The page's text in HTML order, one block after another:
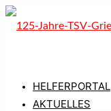
HELFERPORTAL
AKTUELLES